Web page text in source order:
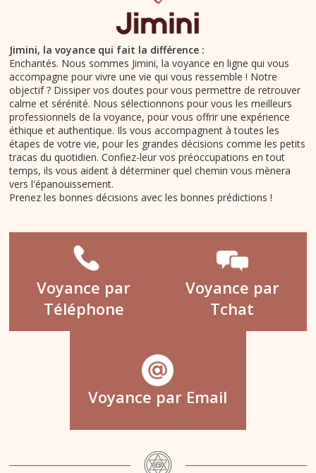
Jimini, la voyance qui fait la différence :
Enchantés. Nous sommes Jimini, la voyance en ligne qui vous
accompagne pour vivre une vie qui vous ressemble ! Notre
objectif ? Dissiper vos doutes pour vous permettre de retrouver
calme et sérénité. Nous sélectionnons pour vous les meilleurs
professionnels de la voyance, pour vous offrir une expérience
éthique et authentique. Ils vous accompagnent à toutes les
étapes de votre vie, pour les grandes décisions comme les petits
tracas du quotidien. Confiez-leur vos préoccupations en tout
temps, ils vous aident à déterminer quel chemin vous mènera
vers l'épanouissement.
Prenez les bonnes décisions avec les bonnes prédictions !
Voyance par
Téléphone
Voyance par
Tchat
Voyance par Email